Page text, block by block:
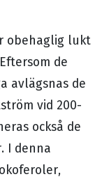
obehaglig lukt
de
avlägsnas de
vid 200-
också de
I denna